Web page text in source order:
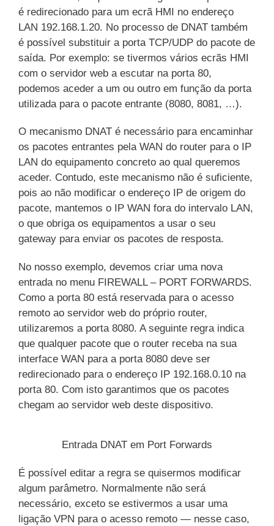
é redirecionado para um ecrã HMI no endereço
LAN 192.168.1.20. No processo de DNAT também
é possível substituir a porta TCP/UDP do pacote de
saída. Por exemplo: se tivermos vários ecrãs HMI
com o servidor web a escutar na porta 80,
podemos aceder a um ou outro em função da porta
utilizada para o pacote entrante (8080, 8081, …).
O mecanismo DNAT é necessário para encaminhar
os pacotes entrantes pela WAN do router para o IP
LAN do equipamento concreto ao qual queremos
aceder. Contudo, este mecanismo não é suficiente,
pois ao não modificar o endereço IP de origem do
pacote, mantemos o IP WAN fora do intervalo LAN,
o que obriga os equipamentos a usar o seu
gateway para enviar os pacotes de resposta.
No nosso exemplo, devemos criar uma nova
entrada no menu FIREWALL – PORT FORWARDS.
Como a porta 80 está reservada para o acesso
remoto ao servidor web do próprio router,
utilizaremos a porta 8080. A seguinte regra indica
que qualquer pacote que o router receba na sua
interface WAN para a porta 8080 deve ser
redirecionado para o endereço IP 192.168.0.10 na
porta 80. Com isto garantimos que os pacotes
chegam ao servidor web deste dispositivo.
Entrada DNAT em Port Forwards
É possível editar a regra se quisermos modificar
algum parâmetro. Normalmente não será
necessário, exceto se estivermos a usar uma
ligação VPN para o acesso remoto — nesse caso,